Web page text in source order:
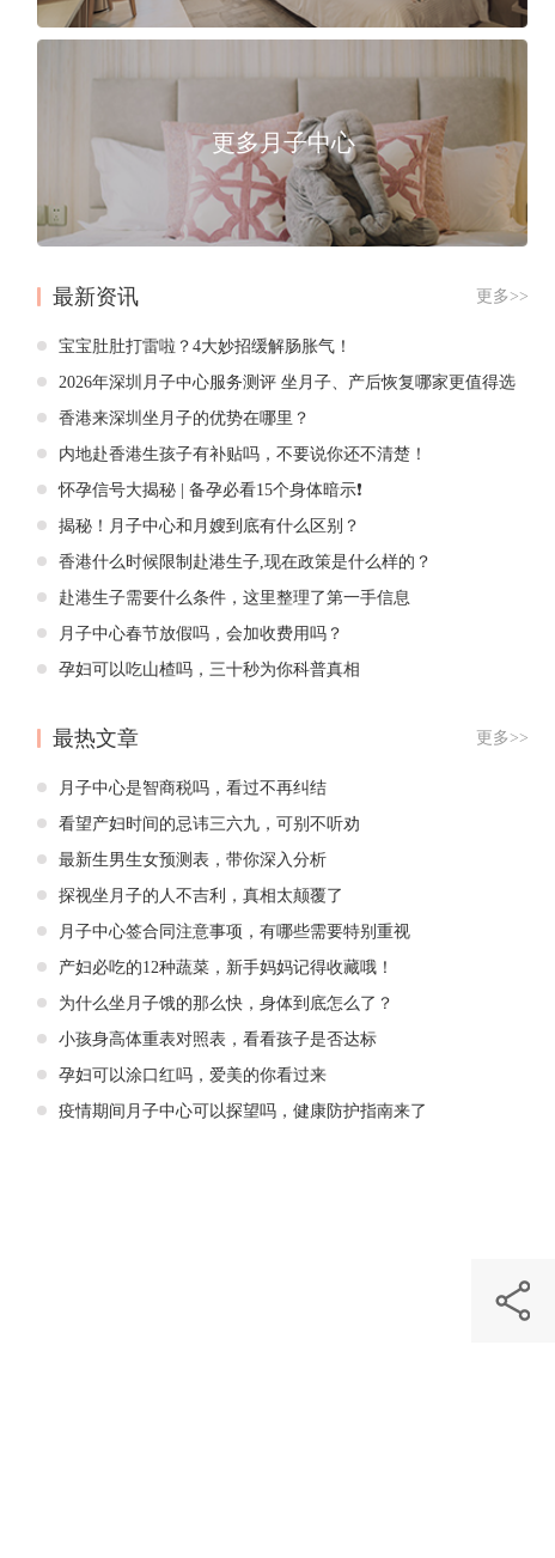
更多月子中心
最新资讯 更多>>
宝宝肚肚打雷啦？4大妙招缓解肠胀气！
2026年深圳月子中心服务测评 坐月子、产后恢复哪家更值得选
香港来深圳坐月子的优势在哪里？
内地赴香港生孩子有补贴吗，不要说你还不清楚！
怀孕信号大揭秘 | 备孕必看15个身体暗示❗️
揭秘！月子中心和月嫂到底有什么区别？
香港什么时候限制赴港生子,现在政策是什么样的？
赴港生子需要什么条件，这里整理了第一手信息
月子中心春节放假吗，会加收费用吗？
孕妇可以吃山楂吗，三十秒为你科普真相
最热文章 更多>>
月子中心是智商税吗，看过不再纠结
看望产妇时间的忌讳三六九，可别不听劝
最新生男生女预测表，带你深入分析
探视坐月子的人不吉利，真相太颠覆了
月子中心签合同注意事项，有哪些需要特别重视
产妇必吃的12种蔬菜，新手妈妈记得收藏哦！
为什么坐月子饿的那么快，身体到底怎么了？
小孩身高体重表对照表，看看孩子是否达标
孕妇可以涂口红吗，爱美的你看过来
疫情期间月子中心可以探望吗，健康防护指南来了